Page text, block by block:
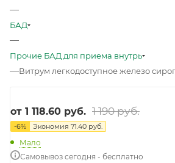
—
БАД
—
Прочие БАД для приема внутрь
—Витрум легкодоступное железо
от 1 118.60 руб. 1 190 руб.
-6% Экономия 71.40 руб.
Мало
Самовывоз сегодня - бесплатно